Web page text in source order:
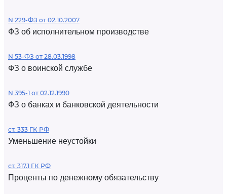
N 229-ФЗ от 02.10.2007
ФЗ об исполнительном производстве
N 53-ФЗ от 28.03.1998
ФЗ о воинской службе
N 395-1 от 02.12.1990
ФЗ о банках и банковской деятельности
ст. 333 ГК РФ
Уменьшение неустойки
ст. 317.1 ГК РФ
Проценты по денежному обязательству